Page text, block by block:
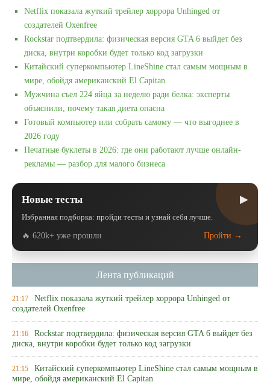
Netflix показала жуткий трейлер хоррора Unhinged от
создателей Oxenfree
Rockstar подтвердила: физическая версия GTA 6 выйдет без
диска, внутри коробки будет только код загрузки
Китайский суперкомпьютер LineShine стал самым мощным в
мире, обойдя американский El Capitan
Мужчина съел 224 яйца за неделю ради белка: эксперты
объяснили, почему такая диета опасна
Готовый компьютер или собрать самому — что выгоднее в
2026 году
Печатные буклеты в 2026: где они работают лучше онлайн-
рекламы — разбор для малого бизнеса
Новые тесты ▶
Избранная подборка: пройди тесты и узнай себя лучше.
🔥 620k+ уже прошли Пройти →
Лента публикаций
21:17 Netflix показала жуткий трейлер хоррора Unhinged от
создателей Oxenfree
21:16 Rockstar подтвердила: физическая версия GTA 6 выйдет без
диска, внутри коробки будет только код загрузки
21:15 Китайский суперкомпьютер LineShine стал самым мощным в
мире, обойдя американский El Capitan